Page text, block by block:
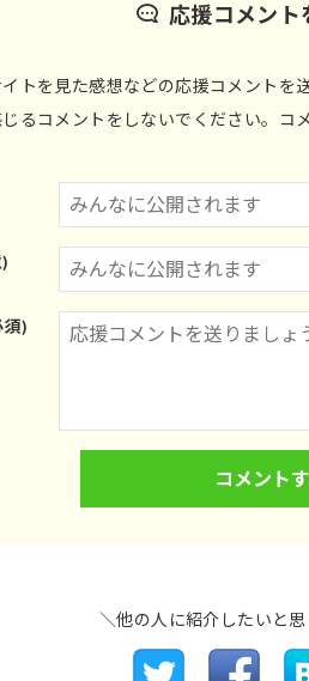
応援コメント
トを見た感想などの応援コメントを
るコメントをしないでください。コ
須)
＼他の人に紹介したいと